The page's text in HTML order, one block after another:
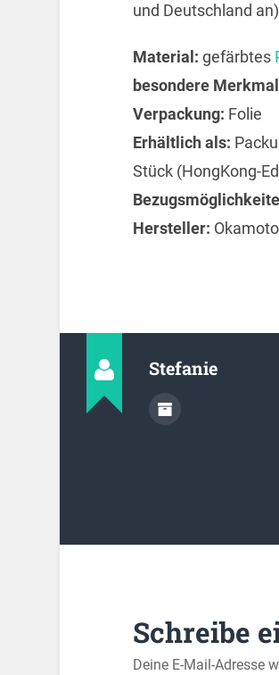
und Deutschland
Material: gefärbtes
besondere
Verpackung: Folie
Erhältlich als:
Stück (HongKong-
Hersteller:
Stefanie
Schreibe
Deine E-Mail-Adresse